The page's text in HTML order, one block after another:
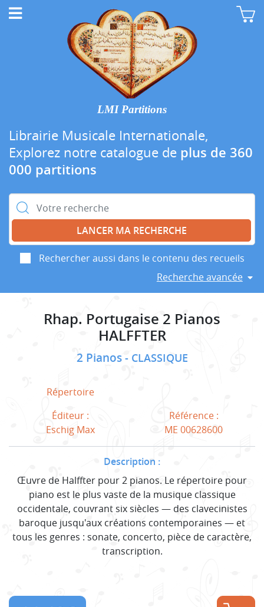
LMI Partitions
Librairie Musicale Internationale,
Explorez notre catalogue de plus de 360
000 partitions
Rechercher :
Rechercher aussi dans le contenu des recueils
Recherche avancée
Rhap. Portugaise 2 Pianos
HALFFTER
2 Pianos CLASSIQUE
Répertoire
Éditeur :
Eschig Max
Référence :
ME 00628600
Description :
Œuvre de Halffter pour 2 pianos. Le répertoire pour
piano est le plus vaste de la musique classique
occidentale, couvrant six siècles — des clavecinistes
baroque jusqu'aux créations contemporaines — et
tous les genres : sonate, concerto, pièce de caractère,
transcription.